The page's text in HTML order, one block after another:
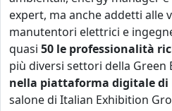
expert, ma anche addetti alle
manutentori elettrici e
quasi 50 le professionalità
più diversi settori della Green
nella piattaforma digitaledi
salonedi Italian Exhibition